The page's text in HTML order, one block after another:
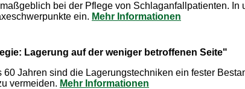
bei der Pflege von Schlaganfallpatienten.
ein. Mehr Informationen
Lagerung auf der weniger betroffenen Seite"
Jahren sind die Lagerungstechniken ein fester
vermeiden. Mehr Informationen